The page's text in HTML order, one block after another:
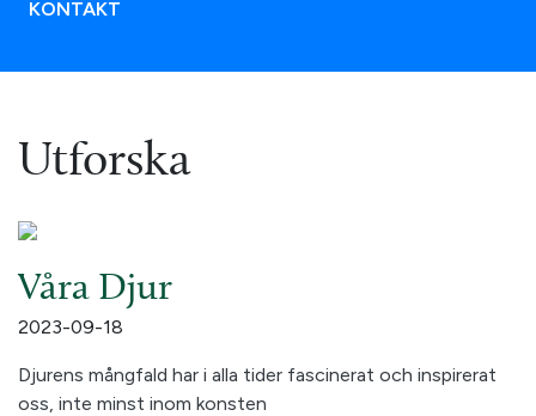
KONTAKT
Utforska
Våra Djur
2023-09-18
Djurens mångfald har i alla tider fascinerat och inspirerat
oss, inte minst inom konsten